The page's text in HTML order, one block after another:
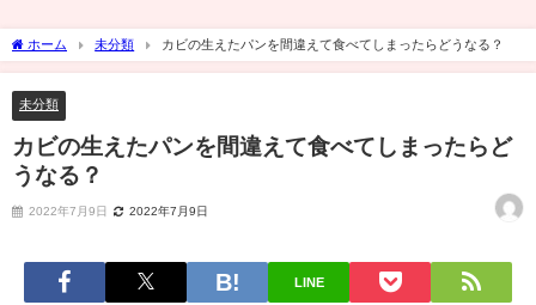
ホーム 未分類 カビの生えたパンを間違えて食べてしまったらどうなる？
未分類
カビの生えたパンを間違えて食べてしまったらど
うなる？
2022年7月9日 2022年7月9日
LINE